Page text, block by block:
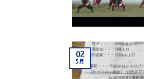
02
5月